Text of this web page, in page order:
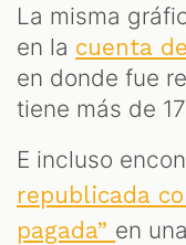
La misma
en la cuenta
en donde fue
tiene más de
E incluso
republicada
pagada” en